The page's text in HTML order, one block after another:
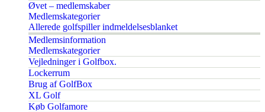
Øvet – medlemskaber
Medlemskategorier
Allerede golfspiller indmeldelsesblanket
Medlemsinformation
Medlemskategorier
Vejledninger i Golfbox.
Lockerrum
Brug af GolfBox
XL Golf
Køb Golfamore